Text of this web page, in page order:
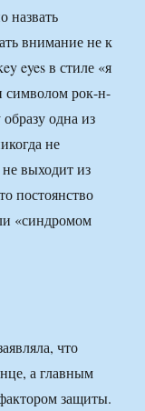
назвать
внимание не к
eyes в стиле «я
символом рок-н-
одна из
не
выходит из
постоянство
«синдромом
что
а главным
защиты.